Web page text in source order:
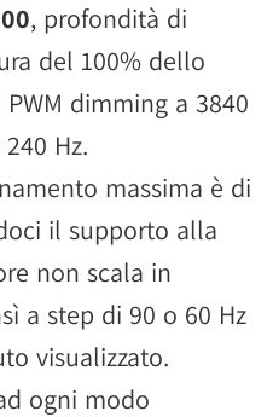
, profondità di
del 100% dello
dimming a 3840
Hz.
massima è di
il supporto alla
non scala in
a step di 90 o 60 Hz
visualizzato.
ogni modo